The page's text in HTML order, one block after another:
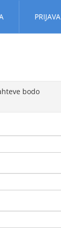
PRIJAVA
bodo